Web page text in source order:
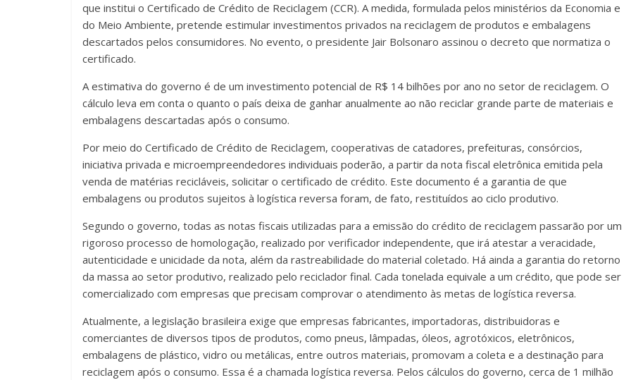
que institui o Certificado de Crédito de Reciclagem (CCR). A medida, formulada pelos ministérios da Economia e
do Meio Ambiente, pretende estimular investimentos privados na reciclagem de produtos e embalagens
descartados pelos consumidores. No evento, o presidente Jair Bolsonaro assinou o decreto que normatiza o
certificado.
A estimativa do governo é de um investimento potencial de R$ 14 bilhões por ano no setor de reciclagem. O
cálculo leva em conta o quanto o país deixa de ganhar anualmente ao não reciclar grande parte de materiais e
embalagens descartadas após o consumo.
Por meio do Certificado de Crédito de Reciclagem, cooperativas de catadores, prefeituras, consórcios,
iniciativa privada e microempreendedores individuais poderão, a partir da nota fiscal eletrônica emitida pela
venda de matérias recicláveis, solicitar o certificado de crédito. Este documento é a garantia de que
embalagens ou produtos sujeitos à logística reversa foram, de fato, restituídos ao ciclo produtivo.
Segundo o governo, todas as notas fiscais utilizadas para a emissão do crédito de reciclagem passarão por um
rigoroso processo de homologação, realizado por verificador independente, que irá atestar a veracidade,
autenticidade e unicidade da nota, além da rastreabilidade do material coletado. Há ainda a garantia do retorno
da massa ao setor produtivo, realizado pelo reciclador final. Cada tonelada equivale a um crédito, que pode ser
comercializado com empresas que precisam comprovar o atendimento às metas de logística reversa.
Atualmente, a legislação brasileira exige que empresas fabricantes, importadoras, distribuidoras e
comerciantes de diversos tipos de produtos, como pneus, lâmpadas, óleos, agrotóxicos, eletrônicos,
embalagens de plástico, vidro ou metálicas, entre outros materiais, promovam a coleta e a destinação para
reciclagem após o consumo. Essa é a chamada logística reversa. Pelos cálculos do governo, cerca de 1 milhão